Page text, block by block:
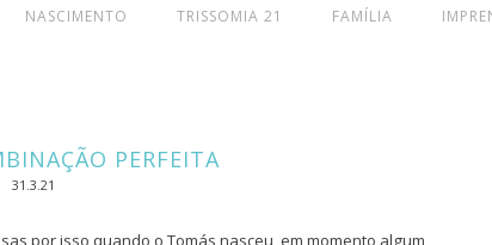
NASCIMENTO TRISSOMIA 21 FAMÍLIA
PERFEITA
31.3.21
por isso quando o Tomás nasceu, em momento algum